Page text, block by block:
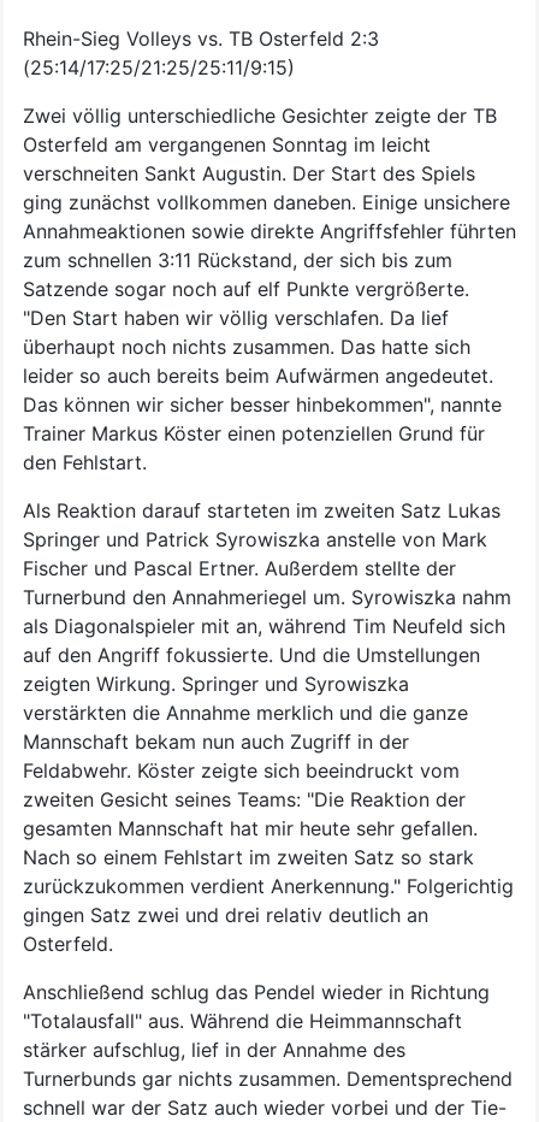
Rhein-Sieg Volleys vs. TB Osterfeld 2:3
(25:14/17:25/21:25/25:11/9:15)
Zwei völlig unterschiedliche Gesichter zeigte der TB
Osterfeld am vergangenen Sonntag im leicht
verschneiten Sankt Augustin. Der Start des Spiels
ging zunächst vollkommen daneben. Einige unsichere
Annahmeaktionen sowie direkte Angriffsfehler führten
zum schnellen 3:11 Rückstand, der sich bis zum
Satzende sogar noch auf elf Punkte vergrößerte.
"Den Start haben wir völlig verschlafen. Da lief
überhaupt noch nichts zusammen. Das hatte sich
leider so auch bereits beim Aufwärmen angedeutet.
Das können wir sicher besser hinbekommen", nannte
Trainer Markus Köster einen potenziellen Grund für
den Fehlstart.
Als Reaktion darauf starteten im zweiten Satz Lukas
Springer und Patrick Syrowiszka anstelle von Mark
Fischer und Pascal Ertner. Außerdem stellte der
Turnerbund den Annahmeriegel um. Syrowiszka nahm
als Diagonalspieler mit an, während Tim Neufeld sich
auf den Angriff fokussierte. Und die Umstellungen
zeigten Wirkung. Springer und Syrowiszka
verstärkten die Annahme merklich und die ganze
Mannschaft bekam nun auch Zugriff in der
Feldabwehr. Köster zeigte sich beeindruckt vom
zweiten Gesicht seines Teams: "Die Reaktion der
gesamten Mannschaft hat mir heute sehr gefallen.
Nach so einem Fehlstart im zweiten Satz so stark
zurückzukommen verdient Anerkennung." Folgerichtig
gingen Satz zwei und drei relativ deutlich an
Osterfeld.
Anschließend schlug das Pendel wieder in Richtung
"Totalausfall" aus. Während die Heimmannschaft
stärker aufschlug, lief in der Annahme des
Turnerbunds gar nichts zusammen. Dementsprechend
schnell war der Satz auch wieder vorbei und der Tie-